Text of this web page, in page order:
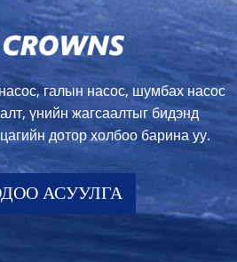
галын насос, шумбах насос
үнийн жагсаалтыг бидэнд
дотор холбоо барина уу.
АСУУЛГА